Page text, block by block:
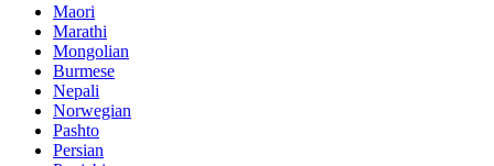
Maori
Marathi
Mongolian
Burmese
Nepali
Norwegian
Pashto
Persian